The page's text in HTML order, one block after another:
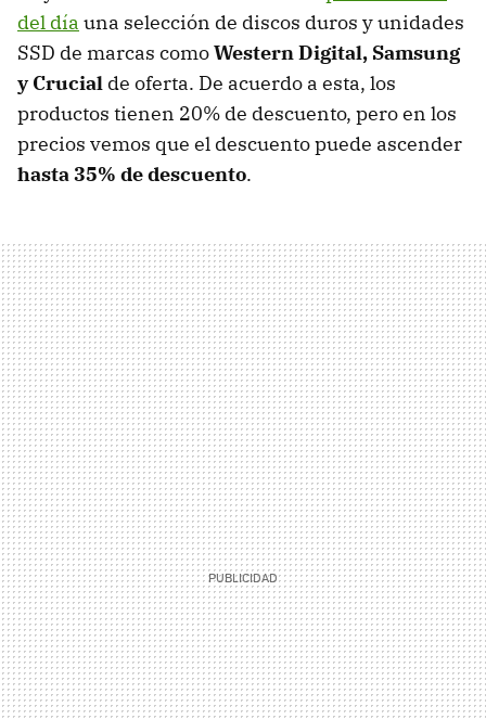
del día una selección de discos duros y unidades
SSD de marcas comoWestern Digital, Samsung
y Crucial de oferta. De acuerdo a esta, los
productos tienen 20% de descuento, pero en los
precios vemos que el descuento puede ascender
hasta 35% de descuento.